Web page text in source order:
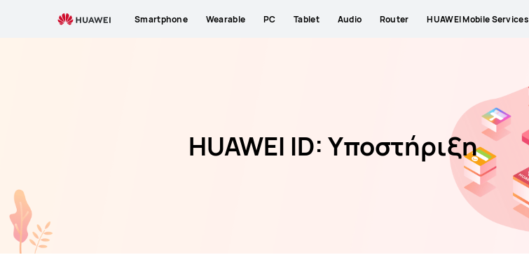
Smartphone Wearable PC Tablet Audio Router HUAWEI Mobile Services
HUAWEI ID: Υποστήριξη